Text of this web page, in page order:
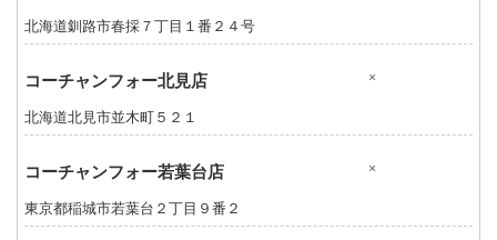
北海道釧路市春採７丁目１番２４号
コーチャンフォー北見店 ×
北海道北見市並木町５２１
コーチャンフォー若葉台店 ×
東京都稲城市若葉台２丁目９番２